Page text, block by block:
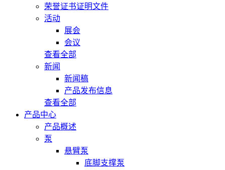
荣誉证书证明文件
活动
展会
会议
查看全部
新闻
新闻稿
产品发布信息
查看全部
产品中心
产品概述
泵
悬臂泵
底脚支撑泵